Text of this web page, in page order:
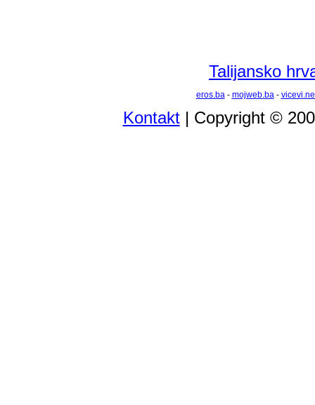
Talijansko
eros.ba- mojweb.ba-
Kontakt| Copyright ©